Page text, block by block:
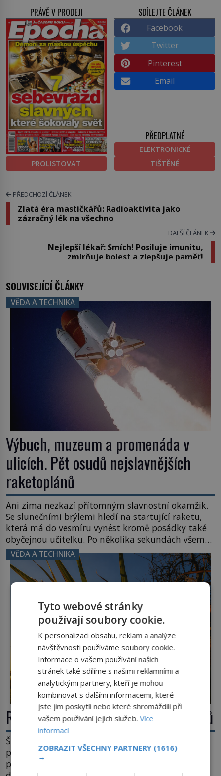
PRÁVĚ V PRODEJI
PROLISTOVAT
SDÍLEJTE ČLÁNEK
Facebook
Twitter
Pinterest
Email
PŘEDPLATNÉ
ELEKTRONICKÉ
TIŠTĚNÉ
PŘEDCHOZÍ ČLÁNEK
Zlatá éra mastičkářů: Radioaktivita jako
zázračný lék na všechno
DALŠÍ ČLÁNEK
Nejlepší lékař: Smích! Posiluje imunitu,
zmírňuje bolest a zlepšuje paměť!
SOUVISEJÍCÍ ČLÁNKY
VĚDA A TECHNIKA
Výbuch, muzeum a promenáda v
ulicích. Pět osudů nejslavnějších
raketoplánů
Ani zima nezkazí přítomným slavnostní okamžik.
Se slunečními brýlemi hledí na startující raketu,
která má do vesmíru vynést kromě posádky také
obyčejnou učitelku. Po několika sekundách všem
ztuhnou úsměvy, stroj totiž exploduje. Jejich
konstrukce není z levného kraje, daňové
poplatníky stojí miliardy dolarů. Na druhou stranu
zvládnou jen představitelné věci. Na malé kousky
VĚDA A TECHNIKA
Rákos: Nenápadný poklad z mokřadů
Šumí ve větru na březích rybníků, ukrývá vodní
ptáky a mnozí kolem něj procházejí bez
povšimnutí. Přesto právě rákos pomáhal stavět
Tyto webové stránky
používají soubory cookie.
K personalizaci obsahu, reklam a analýze
návštěvnosti používáme soubory cookie.
Informace o vašem používání našich
stránek také sdílíme s našimi reklamními a
analytickými partnery, kteří je mohou
kombinovat s dalšími informacemi, které
jste jim poskytli nebo které shromáždili při
vašem používání jejich služeb.Více
informací
ZOBRAZIT VŠECHNY PARTNERY (1616)
→